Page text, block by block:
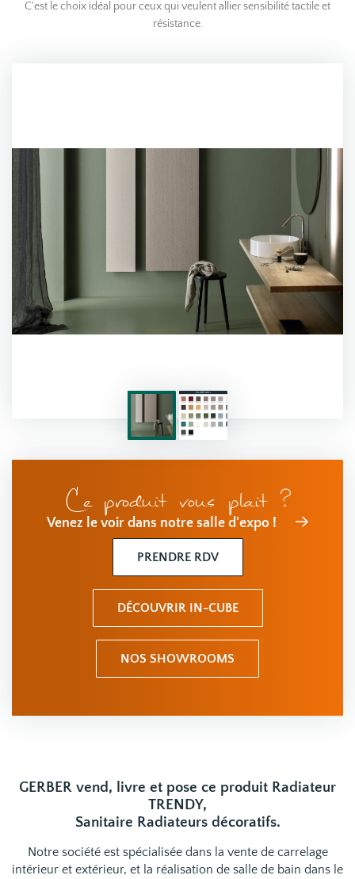
C'est le choix idéal pour ceux qui veulent allier sensibilité tactile et
résistance.
Ce produit vous plait ?
Venez le voir dans notre salle d'expo !
PRENDRE RDV
DÉCOUVRIR IN-CUBE
NOS SHOWROOMS
GERBER vend, livre et pose ce produit Radiateur
TRENDY,
Sanitaire Radiateurs décoratifs.
Notre société est spécialisée dans la vente de carrelage
intérieur et extérieur, et la réalisation de salle de bain dans le